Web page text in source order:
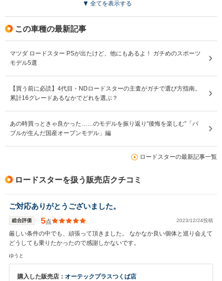
全てを表示する
この車種の最新記事
マツダ ロードスター PSが出たけど、他にもあるよ！ ガチめのスポーツ
モデル5選
【買う前に必読】4代目・NDロードスターの主査がガチで選び方指南。
累計16グレードあるなかでどれを選ぶ？
あの時買っときゃ良かった……のモデルを振り返り“後悔を楽しむ”「バ
ブルが生んだ国産オープンモデル」編
ロードスターの最新記事一覧
ロードスターを扱う販売店クチコミ
ご対応ありがとうございました。
総合評価 5点 2023/12/24投稿
厳しい条件の中でも、頑張って頂きました。 なかなか良い個体と巡り会えて
どうしても乗りたかったので感謝しかないです。
ゆうと
購入した販売店： オーテックプラスつくば店